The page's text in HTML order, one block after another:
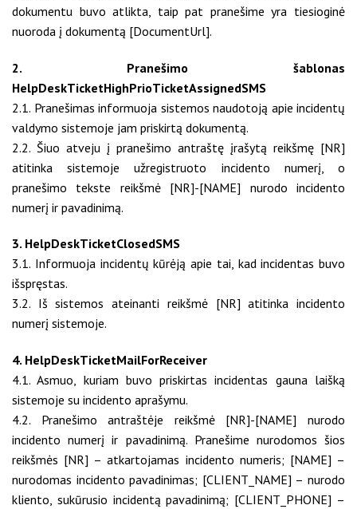
dokumentu buvo atlikta, taip pat pranešime yra tiesioginė
nuoroda į dokumentą [DocumentUrl].
2. Pranešimo šablonas
HelpDeskTicketHighPrioTicketAssignedSMS
2.1. Pranešimas informuoja sistemos naudotoją apie incidentų
valdymo sistemoje jam priskirtą dokumentą.
2.2. Šiuo atveju į pranešimo antraštę įrašytą reikšmę [NR]
atitinka sistemoje užregistruoto incidento numerį, o
pranešimo tekste reikšmė [NR]-[NAME] nurodo incidento
numerį ir pavadinimą.
3. HelpDeskTicketClosedSMS
3.1. Informuoja incidentų kūrėją apie tai, kad incidentas buvo
išspręstas.
3.2. Iš sistemos ateinanti reikšmė [NR] atitinka incidento
numerį sistemoje.
4. HelpDeskTicketMailForReceiver
4.1. Asmuo, kuriam buvo priskirtas incidentas gauna laišką
sistemoje su incidento aprašymu.
4.2. Pranešimo antraštėje reikšmė [NR]-[NAME] nurodo
incidento numerį ir pavadinimą. Pranešime nurodomos šios
reikšmės [NR] – atkartojamas incidento numeris; [NAME] –
nurodomas incidento pavadinimas; [CLIENT_NAME] – nurodo
kliento, sukūrusio incidentą pavadinimą; [CLIENT_PHONE] –